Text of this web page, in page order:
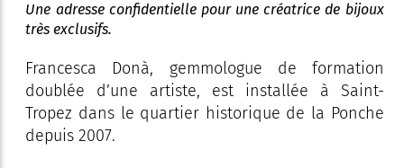
Une adresse confidentielle pour une créatrice de bijoux
très exclusifs.
Francesca Donà, gemmologue de formation
doublée d’une artiste, est installée à Saint-
Tropez dans le quartier historique de la Ponche
depuis 2007.